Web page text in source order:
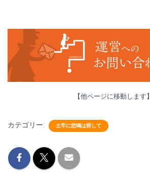
【他ページに移動します】
カテゴリー: 土牢に悲鳴は谺して